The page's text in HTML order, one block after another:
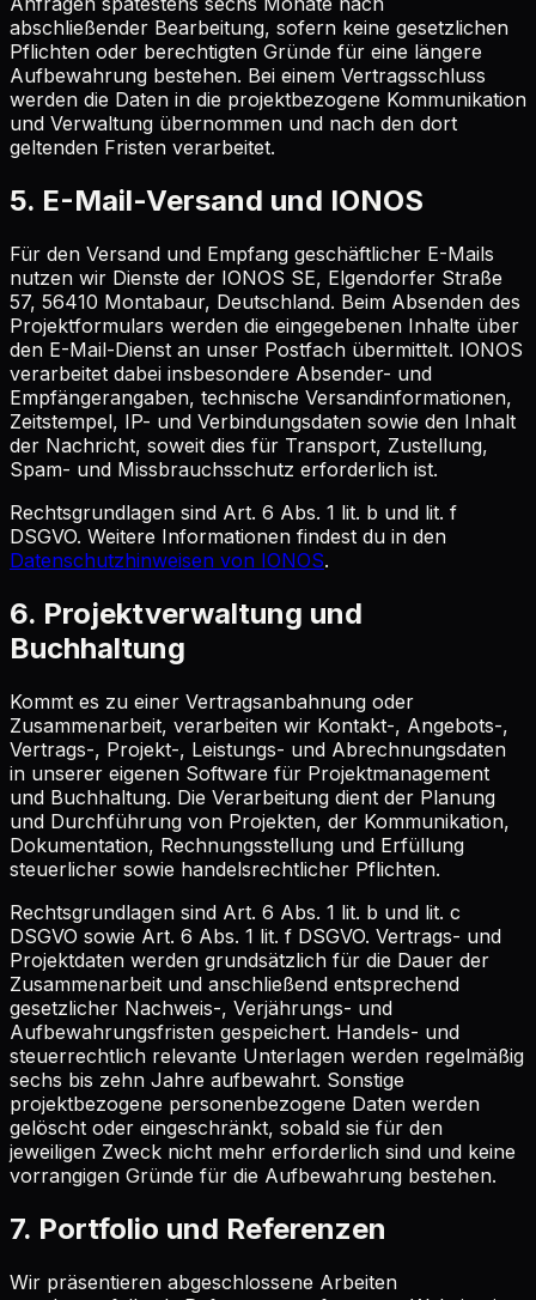
abschließender Bearbeitung, sofern keine gesetzlichen
Pflichten oder berechtigten Gründe für eine längere
Aufbewahrung bestehen. Bei einem Vertragsschluss
werden die Daten in die projektbezogene Kommunikation
und Verwaltung übernommen und nach den dort
geltenden Fristen verarbeitet.
5. E-Mail-Versand und IONOS
Für den Versand und Empfang geschäftlicher E-Mails
nutzen wir Dienste der IONOS SE, Elgendorfer Straße
57, 56410 Montabaur, Deutschland. Beim Absenden des
Projektformulars werden die eingegebenen Inhalte über
den E-Mail-Dienst an unser Postfach übermittelt. IONOS
verarbeitet dabei insbesondere Absender- und
Empfängerangaben, technische Versandinformationen,
Zeitstempel, IP- und Verbindungsdaten sowie den Inhalt
der Nachricht, soweit dies für Transport, Zustellung,
Spam- und Missbrauchsschutz erforderlich ist.
Rechtsgrundlagen sind Art. 6 Abs. 1 lit. b und lit. f
DSGVO. Weitere Informationen findest du in den
Datenschutzhinweisen von IONOS.
6. Projektverwaltung und
Buchhaltung
Kommt es zu einer Vertragsanbahnung oder
Zusammenarbeit, verarbeiten wir Kontakt-, Angebots-,
Vertrags-, Projekt-, Leistungs- und Abrechnungsdaten
in unserer eigenen Software für Projektmanagement
und Buchhaltung. Die Verarbeitung dient der Planung
und Durchführung von Projekten, der Kommunikation,
Dokumentation, Rechnungsstellung und Erfüllung
steuerlicher sowie handelsrechtlicher Pflichten.
Rechtsgrundlagen sind Art. 6 Abs. 1 lit. b und lit. c
DSGVO sowie Art. 6 Abs. 1 lit. f DSGVO. Vertrags- und
Projektdaten werden grundsätzlich für die Dauer der
Zusammenarbeit und anschließend entsprechend
gesetzlicher Nachweis-, Verjährungs- und
Aufbewahrungsfristen gespeichert. Handels- und
steuerrechtlich relevante Unterlagen werden regelmäßig
sechs bis zehn Jahre aufbewahrt. Sonstige
projektbezogene personenbezogene Daten werden
gelöscht oder eingeschränkt, sobald sie für den
jeweiligen Zweck nicht mehr erforderlich sind und keine
vorrangigen Gründe für die Aufbewahrung bestehen.
7. Portfolio und Referenzen
Wir präsentieren abgeschlossene Arbeiten